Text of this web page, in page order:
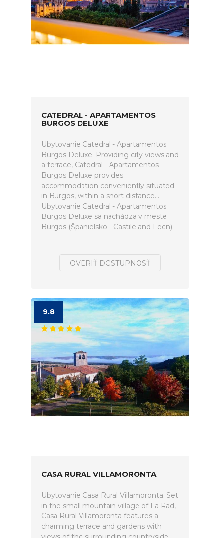
CATEDRAL - APARTAMENTOS
BURGOS DELUXE
Ubytovanie Catedral - Apartamentos
Burgos Deluxe. Providing city views and
a terrace, Catedral - Apartamentos
Burgos Deluxe provides
accommodation conveniently situated
in Burgos, within a short distance...
Ubytovanie Catedral - Apartamentos
Burgos Deluxe sa nachádza v meste
Burgos (Španielsko - Castile and Leon).
OVERIŤ DOSTUPNOSŤ
9.8
CASA RURAL VILLAMORONTA
Ubytovanie Casa Rural Villamoronta. Set
in the small mountain village of La Rad,
Casa Rural Villamoronta features a
charming terrace and gardens with